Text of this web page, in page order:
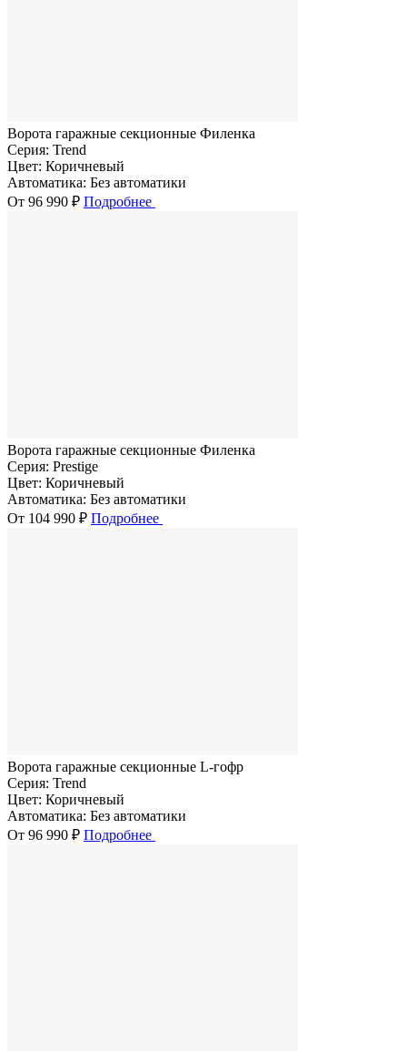
Ворота гаражные секционные Филенка
Серия: Trend
Цвет: Коричневый
Автоматика: Без автоматики
От 96 990 ₽ Подробнее
Ворота гаражные секционные Филенка
Серия: Prestige
Цвет: Коричневый
Автоматика: Без автоматики
От 104 990 ₽ Подробнее
Ворота гаражные секционные L-гофр
Серия: Trend
Цвет: Коричневый
Автоматика: Без автоматики
От 96 990 ₽ Подробнее